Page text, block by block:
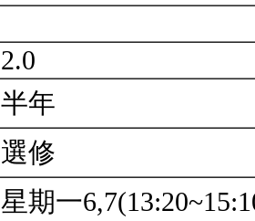
2.0
半年
選修
星期一